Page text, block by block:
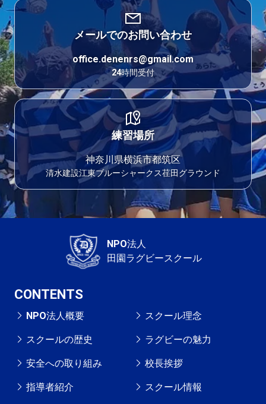
メールでのお問い合わせ
office.denenrs@gmail.com
24時間受付
練習場所
神奈川県横浜市都筑区
清水建設江東ブルーシャークス荏田グラウンド
NPO法人
田園ラグビースクール
CONTENTS
NPO法人概要 スクール理念
スクールの歴史 ラグビーの魅力
安全への取り組み 校長挨拶
指導者紹介 スクール情報